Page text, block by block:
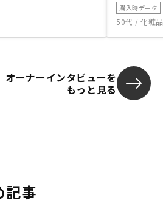
購入時データ
50代 / 化粧
オーナーインタビューを
もっと見る
記事